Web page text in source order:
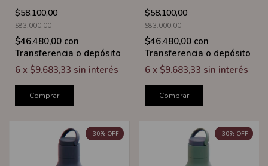
$58.100,00
$83.000,00
$46.480,00 con
Transferencia o depósito
6 x $9.683,33 sin interés
Comprar
$58.100,00
$83.000,00
$46.480,00 con
Transferencia o depósito
6 x $9.683,33 sin interés
Comprar
-30% OFF -30% OFF